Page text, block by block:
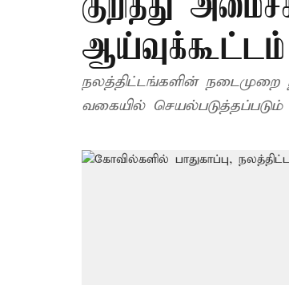
ஆய்வுக்கூட்டம்
நலத்திட்டங்களின்
வகையில் செயல்படுத்தப்படும்